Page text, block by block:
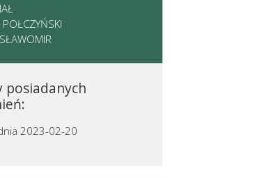
posiadanych
2023-02-20